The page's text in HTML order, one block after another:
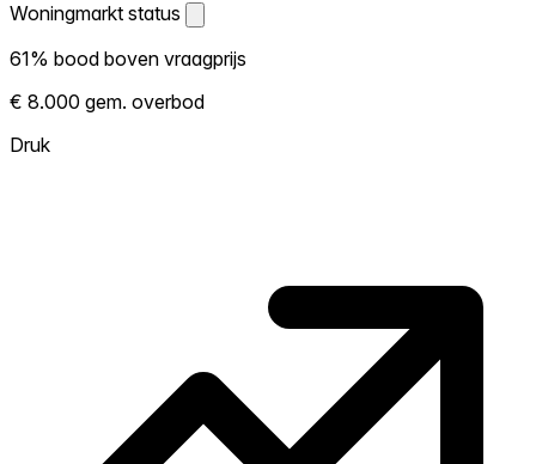
Woningmarkt status
Woningmarkt status
Laat zien hoe competitief de markt hier is.
Hoe meer woningen boven vraagprijs
verkopen, hoe heter. Heet? Verwacht
61% bood boven vraagprijs
€ 8.000 gem. overbod
Druk